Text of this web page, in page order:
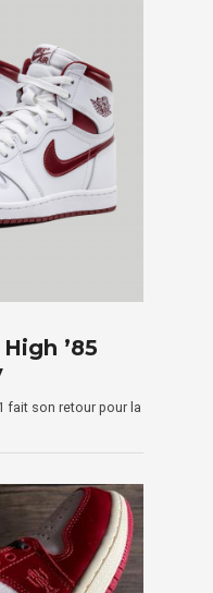
’85
fait son retour pour la